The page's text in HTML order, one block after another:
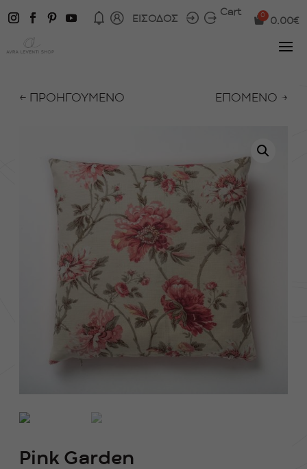
ΕΙΣΟΔΟΣ
Cart
0.00€
← ΠΡΟΗΓΟΥΜΕΝΟ ΕΠΟΜΕΝΟ →
Pink Garden